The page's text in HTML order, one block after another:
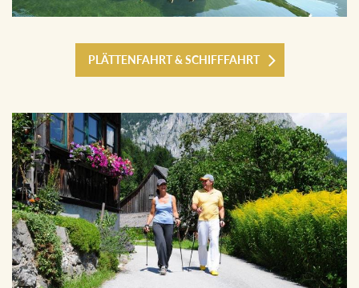
PLÄTTENFAHRT & SCHIFFFAHRT